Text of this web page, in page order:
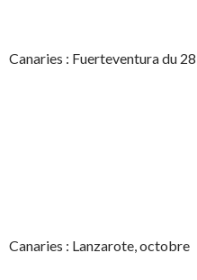
Canaries : Fuerteventura du
Canaries : Lanzarote, octobre